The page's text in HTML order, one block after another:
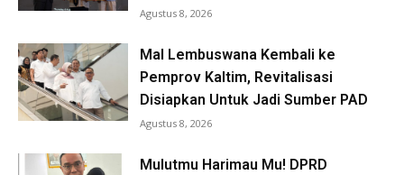
Agustus 8, 2026
Mal Lembuswana Kembali ke
Pemprov Kaltim, Revitalisasi
Disiapkan Untuk Jadi Sumber PAD
Agustus 8, 2026
Mulutmu Harimau Mu! DPRD